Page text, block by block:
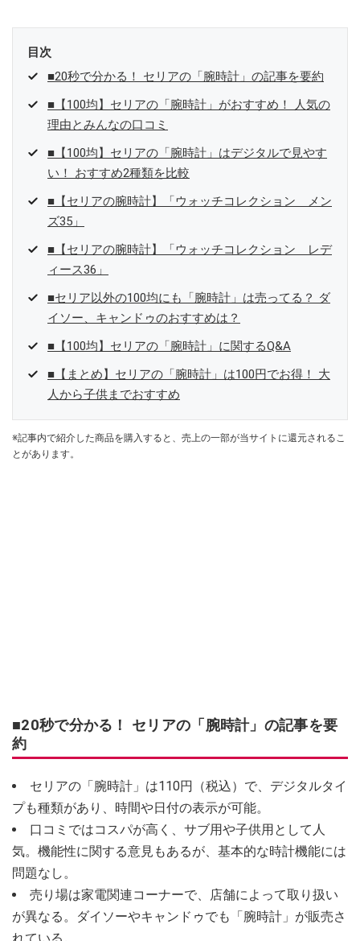
目次
■20秒で分かる！ セリアの「腕時計」の記事を要約
■【100均】セリアの「腕時計」がおすすめ！ 人気の
理由とみんなの口コミ
■【100均】セリアの「腕時計」はデジタルで見やす
い！ おすすめ2種類を比較
■【セリアの腕時計】「ウォッチコレクション メン
ズ35」
■【セリアの腕時計】「ウォッチコレクション レデ
ィース36」
■セリア以外の100均にも「腕時計」は売ってる？ ダ
イソー、キャンドゥのおすすめは？
■【100均】セリアの「腕時計」に関するQ&A
■【まとめ】セリアの「腕時計」は100円でお得！ 大
人から子供までおすすめ
※記事内で紹介した商品を購入すると、売上の一部が当サイトに還元されるこ
とがあります。
■20秒で分かる！ セリアの「腕時計」の記事を要
約
セリアの「腕時計」は110円（税込）で、デジタルタイ
プも種類があり、時間や日付の表示が可能。
口コミではコスパが高く、サブ用や子供用として人
気。機能性に関する意見もあるが、基本的な時計機能には
問題なし。
売り場は家電関連コーナーで、店舗によって取り扱い
が異なる。ダイソーやキャンドゥでも「腕時計」が販売さ